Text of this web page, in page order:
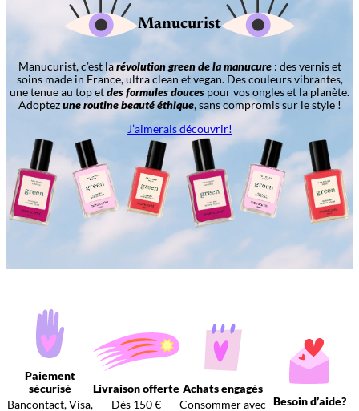
Manucurist
Manucurist, c’est larévolution green de la manucure: des vernis et
soins made in France, ultra clean et vegan. Des couleurs vibrantes,
une tenue au top etdes formules douces pour vos ongles et la planète.
Adoptezune routine beauté éthique, sans compromis sur le style !
J’aimerais découvrir!
Paiement
sécurisé
Bancontact, Visa,
Livraison offerte
Dès 150 €
Achats engagés
Consommer avec Besoin d’aide?